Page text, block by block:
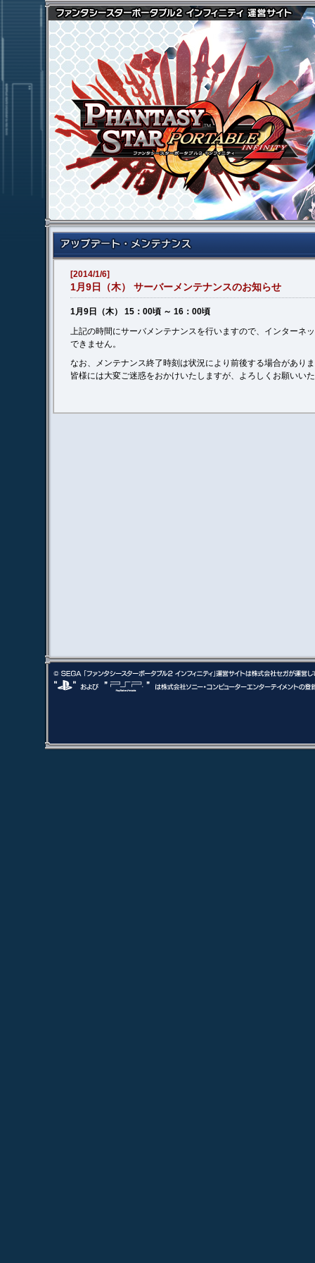
[2014/1/6]
1月9日（木） サーバーメンテナンスのお知らせ
1月9日（木） 15：00頃 ～ 16：00頃
上記の時間にサーバメンテナンスを行いますので、インターネ
できません。
なお、メンテナンス終了時刻は状況により前後する場合があり
皆様には大変ご迷惑をおかけいたしますが、よろしくお願いい